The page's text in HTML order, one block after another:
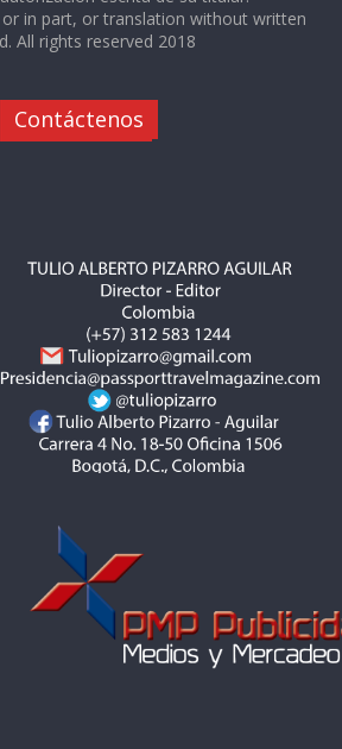
in part, or translation without written
All rights reserved 2018
Contáctenos